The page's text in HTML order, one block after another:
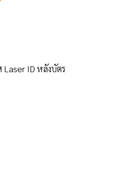
ID หลังบัตร